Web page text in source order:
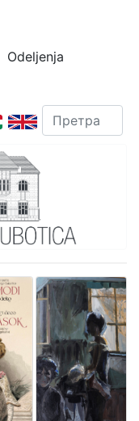
Odeljenja